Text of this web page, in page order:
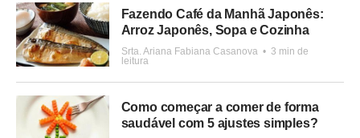
Fazendo Café da Manhã Japonês:
Arroz Japonês, Sopa e Cozinha
Srta. Ariana Fabiana Casanova • 3 min de
leitura
Como começar a comer de forma
saudável com 5 ajustes simples?